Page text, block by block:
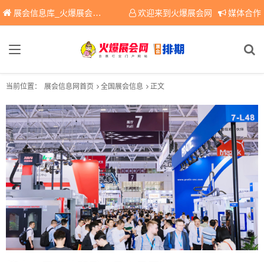
展会信息库_火爆展会网免费展会信息查询平台，提供专业会展服务！ 欢迎来到火爆展会网 媒体合作
当前位置： 展会信息网首页 全国展会信息 正文